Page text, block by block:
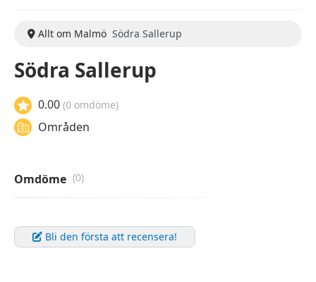
Allt om Malmö Södra Sallerup
Södra Sallerup
0.00 (0 omdöme)
Områden
Omdöme (0)
Bli den första att recensera!